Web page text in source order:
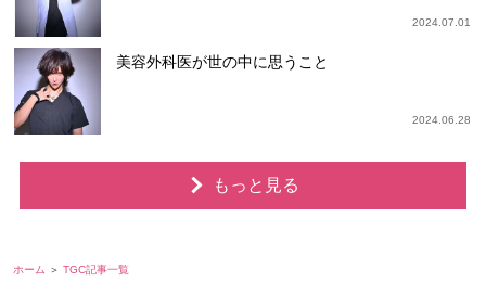
2024.07.01
美容外科医が世の中に思うこと
2024.06.28
もっと見る
ホーム TGC記事一覧